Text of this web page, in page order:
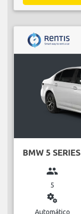
BMW 5 SERIES
group
5
miscellaneous_services
Automático